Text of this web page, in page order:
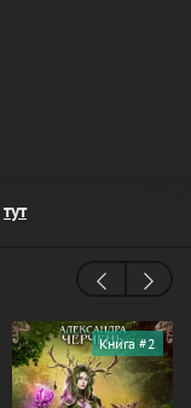
тут
Книга #2